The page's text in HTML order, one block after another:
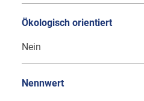
Ökologisch orientiert
Nein
Nennwert